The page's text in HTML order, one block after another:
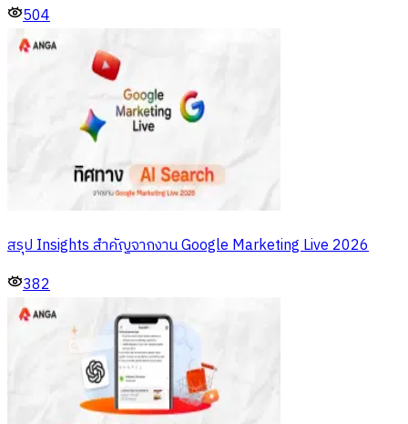
504
สรุป Insights สำคัญจากงาน Google Marketing Live 2026
382